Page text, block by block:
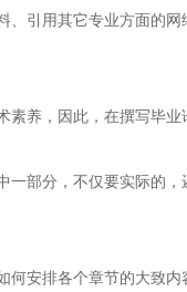
引用其它专业方面的
养，因此，在撰写毕
部分，不仅要实际的
安排各个章节的大致